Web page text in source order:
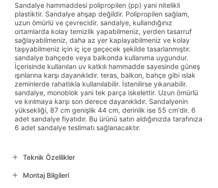
Sandalye hammaddesi polipropilen (pp) yani nitelikli
plastiktir. Sandalye ahşap değildir. Polipropilen sağlam,
uzun ömürlü ve çevrecidir. sandalye, kullandığınız
ortamlarda kolay temizlik yapabilmeniz, yerden tasarruf
sağlayabilmeniz, daha az yer kaplayabilmeniz ve kolay
taşıyabilmeniz için iç içe geçecek şekilde tasarlanmıştır.
sandalye bahçede veya balkonda kullanıma uygundur.
İçerisinde kullanılan uv katkılı hammadde sayesinde güneş
ışınlarına karşı dayanıklıdır. teras, balkon, bahçe gibi ıslak
zeminlerde rahatlıkla kullanılabilir. İstenilirse yıkanabilir.
sandalye, monoblok yani tek parça iskelettir. Uzun ömürlü
ve kırılmaya karşı son derece dayanıklıdır. Sandalyenin
yüksekliği, 87 cm genişlik 44 cm, derinlik ise 55 cm'dir. 6
adet sandalye fiyatıdır. Bu ürünü satın aldığınızda tarafınıza
6 adet sandalye teslimatı sağlanacaktır.
Teknik Özellikler
Montaj Bilgileri